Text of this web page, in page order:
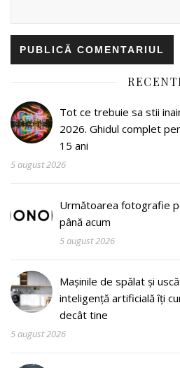
Tot ce trebuie sa stii
2026. Ghidul complet
15 ani
5 august 2026
Următoarea fotografie
până acum
5 august 2026
Mașinile de spălat și
inteligență artificială îți
decât tine
5 august 2026